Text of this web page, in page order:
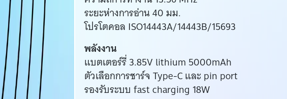
ระยะห่างการอ่าน 40 มม.
โปรโตคอล ISO14443A/14443B/15693
พลังงาน
แบตเตอร์รี่ 3.85V lithium 5000mAh
ตัวเลือกการชาร์จ Type-C และ pin port
รองรับระบบ fast charging 18W